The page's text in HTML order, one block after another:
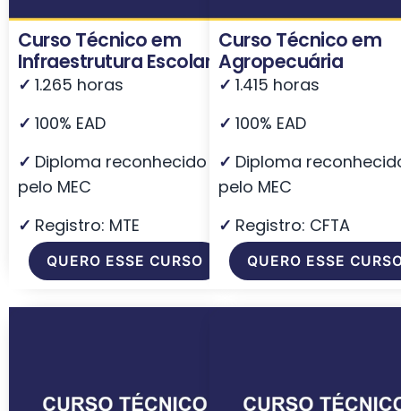
Curso Técnico em
Infraestrutura Escolar
✓ 1.265 horas
✓ 100% EAD
✓ Diploma reconhecido
pelo MEC
✓ Registro: MTE
QUERO ESSE CURSO
Curso Técnico em
Agropecuária
✓ 1.415 horas
✓ 100% EAD
✓ Diploma
pelo MEC
✓ Registro: CFTA
QUERO ESSE